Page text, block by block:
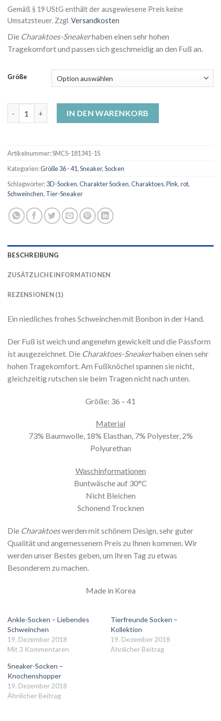
Kundenbewertung
Gemäß § 19 UStG enthält der ausgewiesene Preis keine
Umsatzsteuer. Zzgl.Versandkosten
Die Charaktoes-Sneakerhaben einen sehr hohen
Tragekomfort und passen sich geschmeidig an den Fuß an.
Größe
IN DEN WARENKORB
Artikelnummer:SMCS-181341-1S
Kategorien:Größe 36 - 41,Sneaker,Socken
Schlagwörter:3D-Socken,Charakter Socken,Charaktoes,Pink,rot,
Schweinchen, Tier-Sneaker
BESCHREIBUNG
ZUSÄTZLICHE INFORMATIONEN
REZENSIONEN (1)
Ein niedliches frohes Schweinchen mit Bonbon in der Hand.
Der Fuß ist weich und angenehm gewickelt und die Passform
ist ausgezeichnet. Die Charaktoes-Sneakerhaben einen sehr
hohen Tragekomfort. Am Fußknöchel spannen sie nicht,
gleichzeitig rutschen sie beim Tragen nicht nach unten.
Größe: 36 – 41
Material
73% Baumwolle, 18% Elasthan, 7% Polyester, 2%
Polyurethan
Waschinformationen
Buntwäsche auf 30°C
Nicht Bleichen
Schonend Trocknen
Die Charaktoeswerden mit schönem Design, sehr guter
Qualität und angemessenem Preis zu Ihnen kommen. Wir
werden unser Bestes geben, um Ihren Tag zu etwas
Besonderem zu machen.
Made in Korea
Ankle-Socken – Liebendes
Schweinchen
19. Dezember 2018
Mit 3 Kommentaren
Tierfreunde Socken –
Kollektion
19. Dezember 2018
Ähnlicher Beitrag
Sneaker-Socken –
Knochenshopper
19. Dezember 2018
Ähnlicher Beitrag